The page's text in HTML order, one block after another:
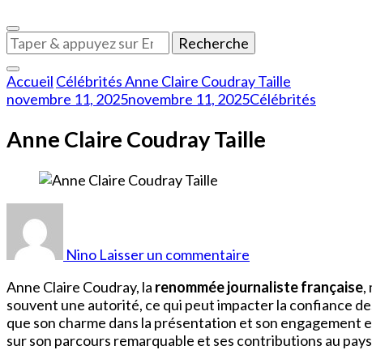
Vous
recherchiez
quelque
chose
?
Accueil CélébritésAnne Claire Coudray Taille
novembre 11, 2025novembre 11, 2025Célébrités
Anne Claire Coudray Taille
Nino Laisser un commentaire
Coudray
Taille
Anne Claire Coudray, la renommée journaliste française,
souvent une autorité, ce qui peut impacter la confiance
que son charme dans la présentation et son engagement
sur son parcours remarquable et ses contributions au